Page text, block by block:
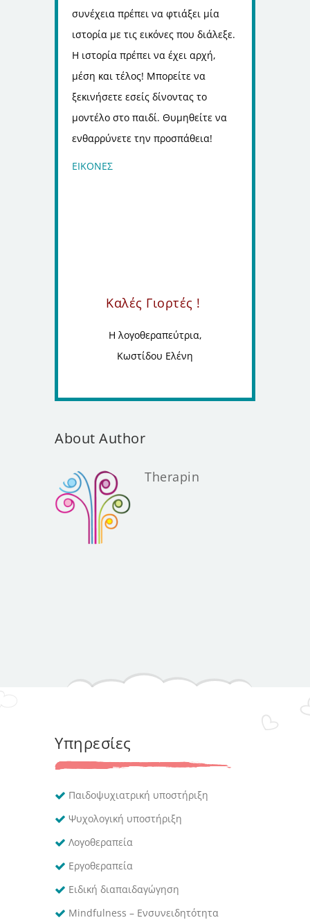
συνέχεια πρέπει να φτιάξει μία
ιστορία με τις εικόνες που διάλεξε.
Η ιστορία πρέπει να έχει αρχή,
μέση και τέλος! Μπορείτε να
ξεκινήσετε εσείς δίνοντας το
μοντέλο στο παιδί. Θυμηθείτε να
ενθαρρύνετε την προσπάθεια!
ΕΙΚΟΝΕΣ
Καλές Γιορτές !
Η λογοθεραπεύτρια,
Κωστίδου Ελένη
About Author
Therapin
Υπηρεσίες
Παιδοψυχιατρική υποστήριξη
Ψυχολογική υποστήριξη
Λογοθεραπεία
Εργοθεραπεία
Ειδική διαπαιδαγώγηση
Mindfulness – Ενσυνειδητότητα